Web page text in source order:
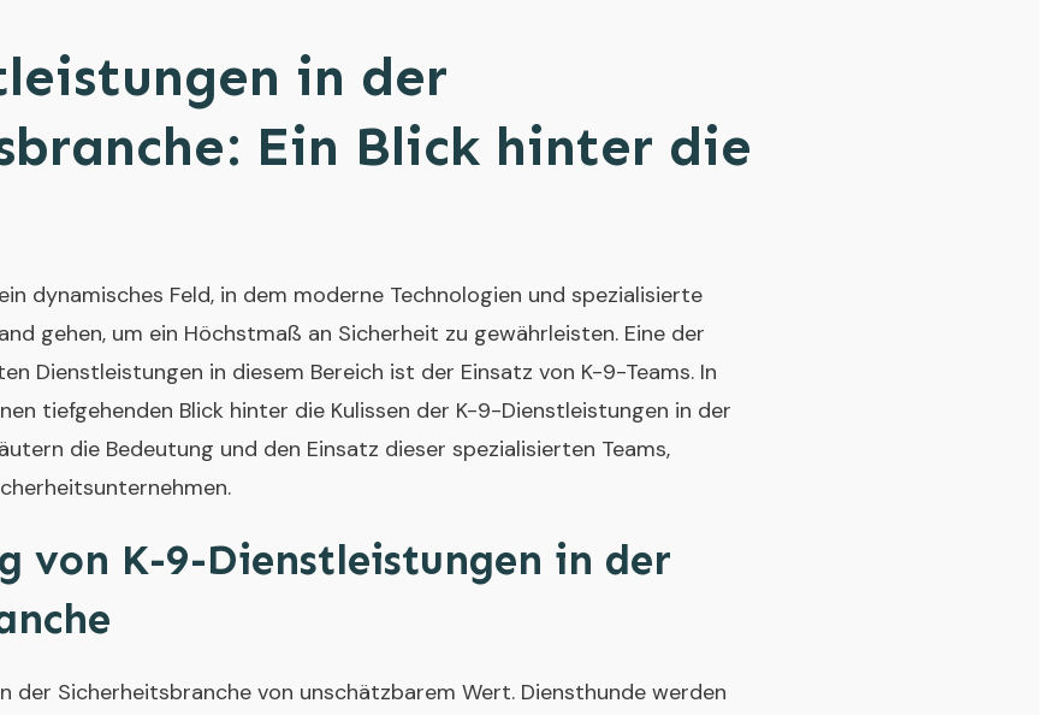
in der
Ein Blick hinter die
dynamisches Feld, in dem moderne Technologien und spezialisierte
gehen, um ein Höchstmaß an Sicherheit zu gewährleisten. Eine der
Dienstleistungen in diesem Bereich ist der Einsatz von K-9-Teams. In
tiefgehenden Blick hinter die Kulissen der K-9-Dienstleistungen in der
die Bedeutung und den Einsatz dieser spezialisierten Teams,
von K-9-Dienstleistungen in der
der Sicherheitsbranche von unschätzbarem Wert. Diensthunde werden